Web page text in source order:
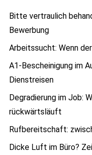
Bitte vertraulich
Bewerbung
Arbeitssucht: Wenn
A1-Bescheinigung im
Dienstreisen
Degradierung im Job:
rückwärtsläuft
Rufbereitschaft:
Dicke Luft im Büro?